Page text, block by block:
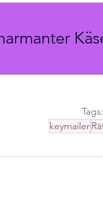
Tags:
keymailer